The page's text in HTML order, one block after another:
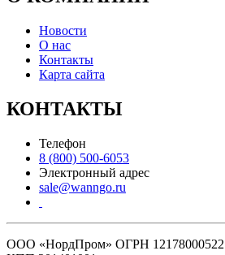
Новости
О нас
Контакты
Карта сайта
КОНТАКТЫ
Телефон
8 (800) 500-6053
Электронный адрес
sale@wanngo.ru
ООО «НордПром» ОГРН